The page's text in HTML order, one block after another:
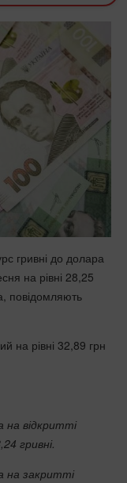
гривні до долара
на рівні 28,25
повідомляють
на рівні 32,89 грн
на відкритті
гривні.
на закритті